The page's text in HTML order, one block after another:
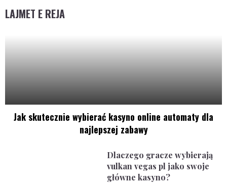
LAJMET E REJA
Jak skutecznie wybierać kasyno online automaty dla
najlepszej zabawy
Dlaczego gracze wybierają
vulkan vegas pl jako swoje
główne kasyno?